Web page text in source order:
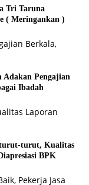
Tri Taruna
( Meringankan )
Adakan Pengajian
Ibadah
turut, Kualitas
BPK